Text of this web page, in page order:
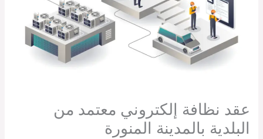
عقد نظافة إلكتروني معتمد من
البلدية بالمدينة المنورة